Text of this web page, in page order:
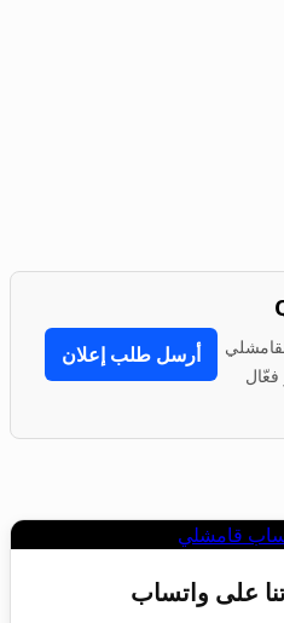
أرسل طلب إعلان
على واتساب